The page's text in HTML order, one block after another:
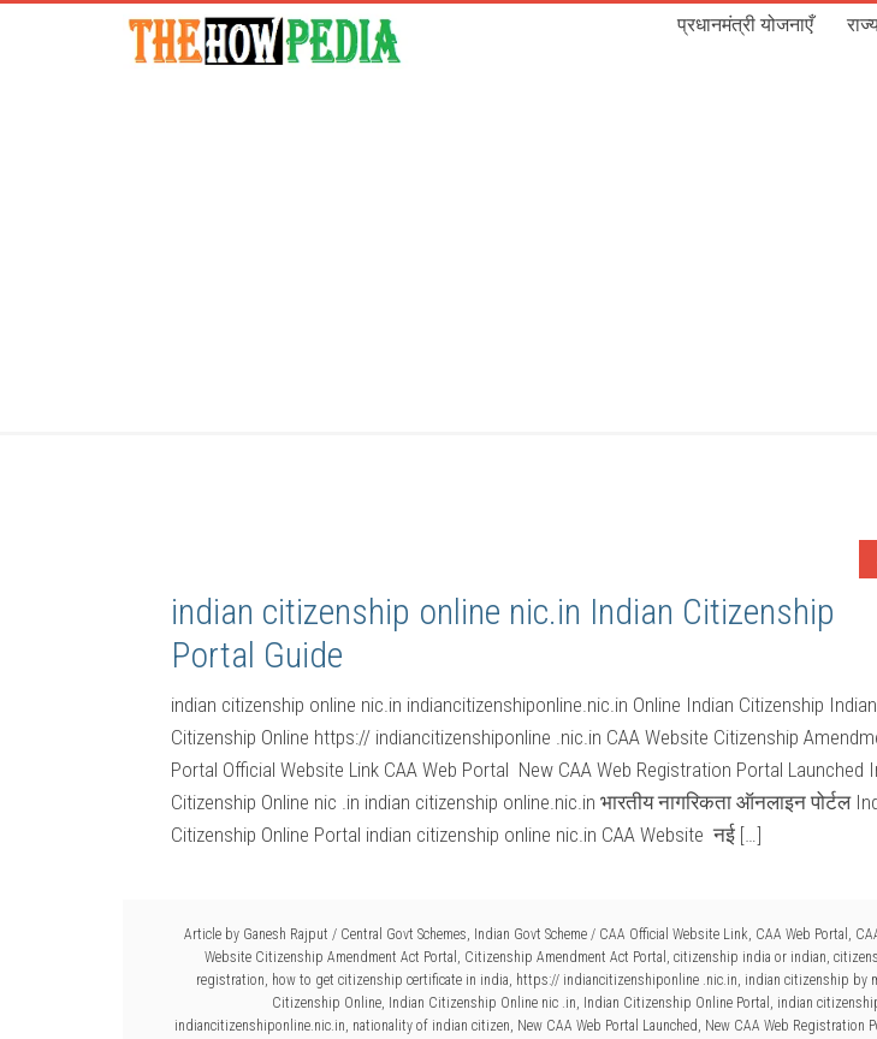
प्रधानमंत्री योजनाएँ
indian citizenship online nic.in Indian Citizenship
Portal Guide
indian citizenship online nic.in indiancitizenshiponline.nic.in Online Indian Citizenship Indian
Citizenship Online https:// indiancitizenshiponline .nic.in CAA Website Citizenship
Portal Official Website Link CAA Web Portal New CAA Web Registration Portal Launched
Citizenship Online nic .in indian citizenship online.nic.in भारतीय नागरिकता ऑनलाइन पोर्टल
Citizenship Online Portal indian citizenship online nic.in CAA Website नई […]
Article by Ganesh Rajput / Central Govt Schemes, Indian Govt Scheme / CAA Official Website Link, CAA Web Portal ,
Website Citizenship Amendment Act Portal , Citizenship Amendment Act Portal , citizenship india or indian,
registration, how to get citizenship certificate in india, https:// indiancitizenshiponline .nic.in, indian citizenship by
Citizenship Online, Indian Citizenship Online nic .in, Indian Citizenship Online Portal , indian
indiancitizenshiponline.nic.in, nationality of indian citizen, New CAA Web Portal Launched, New CAA Web Registration